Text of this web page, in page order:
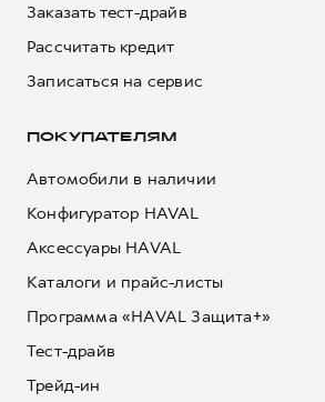
Заказать тест-драйв
Рассчитать кредит
Записаться на сервис
ПОКУПАТЕЛЯМ
Автомобили в наличии
Конфигуратор HAVAL
Аксессуары HAVAL
Каталоги и прайс-листы
Программа «HAVAL Защита+»
Тест-драйв
Трейд-ин